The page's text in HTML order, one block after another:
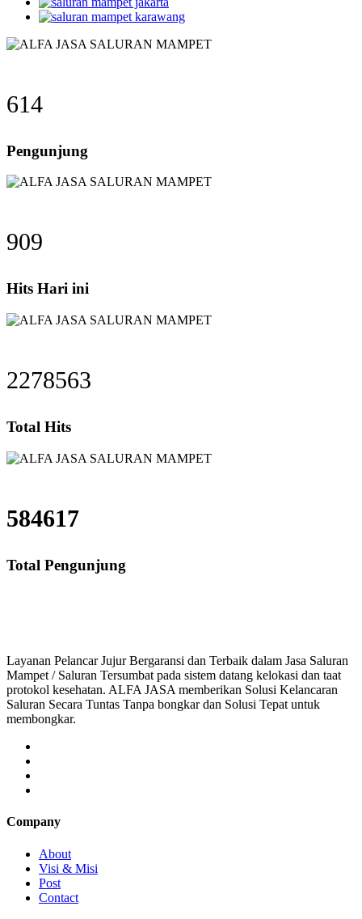
614
Pengunjung
909
Hits Hari ini
2278563
Total Hits
584617
Total Pengunjung
Layanan Pelancar Jujur Bergaransi dan Terbaik dalam Jasa Saluran
Mampet / Saluran Tersumbat pada sistem datang kelokasi dan taat
protokol kesehatan. ALFA JASA memberikan Solusi Kelancaran
Saluran Secara Tuntas Tanpa bongkar dan Solusi Tepat untuk
membongkar.
Company
About
Visi & Misi
Post
Contact